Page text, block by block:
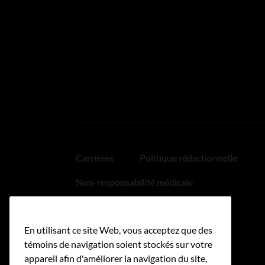
Carrières Politique rédactionnelle
Non-responsabilité médicale
Accessibilité
En utilisant ce site Web, vous acceptez que des
témoins de navigation soient stockés sur votre
appareil afin d'améliorer la navigation du site,